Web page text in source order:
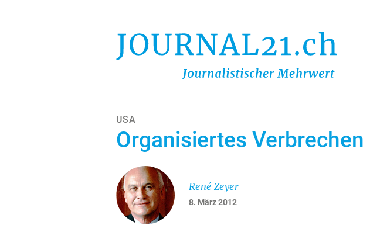
USA
Organisiertes Verbrechen
8. März 2012
René Zeyer